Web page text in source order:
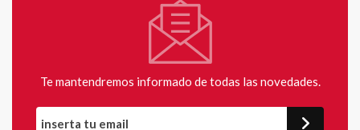
Te mantendremos informado de todas las novedades.